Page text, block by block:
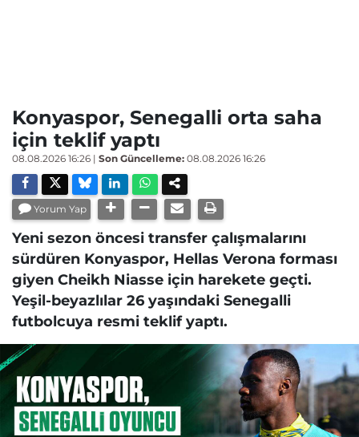
Konyaspor, Senegalli orta saha
için teklif yaptı
08.08.2026 16:26 | Son Güncelleme: 08.08.2026 16:26
Yorum Yap
Yeni sezon öncesi transfer çalışmalarını
sürdüren Konyaspor, Hellas Verona forması
giyen Cheikh Niasse için harekete geçti.
Yeşil-beyazlılar 26 yaşındaki Senegalli
futbolcuya resmi teklif yaptı.